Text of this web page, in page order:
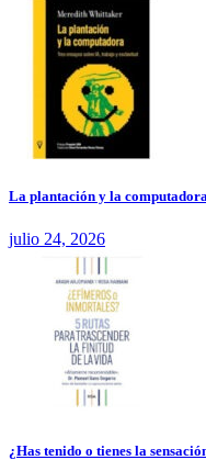
La plantación y la computadora
julio 24, 2026
¿Has tenido o tienes la